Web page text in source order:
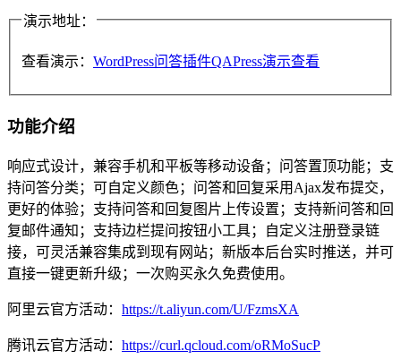
演示地址：
查看演示： WordPress问答插件QAPress演示查看
功能介绍
响应式设计，兼容手机和平板等移动设备；问答置顶功能；支
持问答分类；可自定义颜色；问答和回复采用Ajax发布提交，
更好的体验；支持问答和回复图片上传设置；支持新问答和回
复邮件通知；支持边栏提问按钮小工具；自定义注册登录链
接，可灵活兼容集成到现有网站；新版本后台实时推送，并可
直接一键更新升级；一次购买永久免费使用。
阿里云官方活动： https://t.aliyun.com/U/FzmsXA
腾讯云官方活动： https://curl.qcloud.com/oRMoSucP